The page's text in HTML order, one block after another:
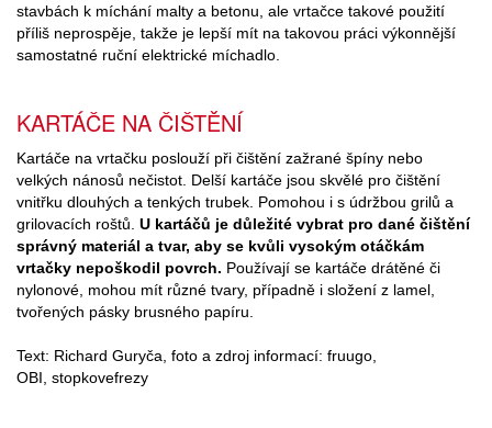
stavbách k míchání malty a betonu, ale vrtačce takové použití
příliš neprospěje, takže je lepší mít na takovou práci výkonnější
samostatné ruční elektrické míchadlo.
KARTÁČE NA ČIŠTĚNÍ
Kartáče na vrtačku poslouží při čištění zažrané špíny nebo
velkých nánosů nečistot. Delší kartáče jsou skvělé pro čištění
vnitřku dlouhých a tenkých trubek. Pomohou i s údržbou grilů a
grilovacích roštů. U kartáčů je důležité vybrat pro dané čištění
správný materiál a tvar, aby se kvůli vysokým otáčkám
vrtačky nepoškodil povrch. Používají se kartáče drátěné či
nylonové, mohou mít různé tvary, případně i složení z lamel,
tvořených pásky brusného papíru.
Text: Richard Guryča, foto a zdroj informací: fruugo,
OBI, stopkovefrezy